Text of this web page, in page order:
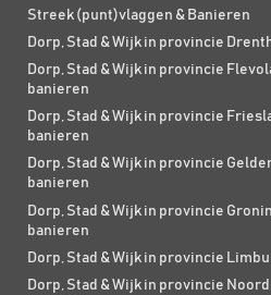
Streek (punt)vlaggen & Banieren
Dorp, Stad & Wijk in provincie
Dorp, Stad & Wijk in provincie
banieren
Dorp, Stad & Wijk in provincie
banieren
Dorp, Stad & Wijk in provincie
banieren
Dorp, Stad & Wijk in provincie
banieren
Dorp, Stad & Wijk in provincie
Dorp, Stad & Wijk in provincie